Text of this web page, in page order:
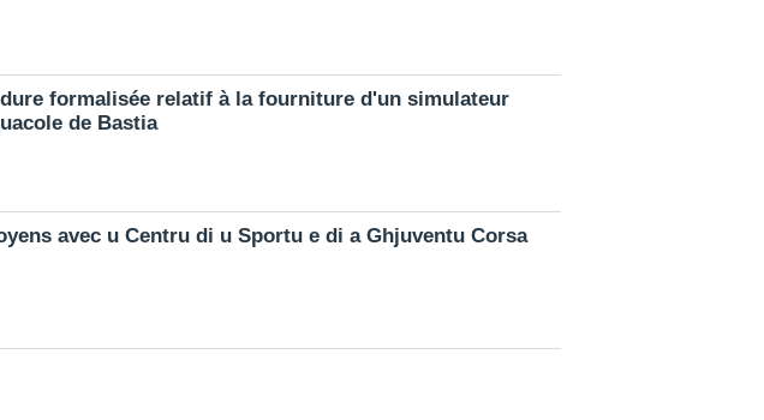
formalisée relatif à la fourniture d'un simulateur
de Bastia
avec u Centru di u Sportu e di a Ghjuventu Corsa